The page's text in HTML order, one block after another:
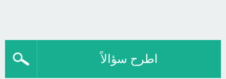
اطرح سؤالاً